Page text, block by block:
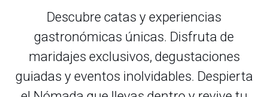
Descubre catas y experiencias
gastronómicas únicas. Disfruta de
maridajes exclusivos, degustaciones
guiadas y eventos inolvidables. Despierta